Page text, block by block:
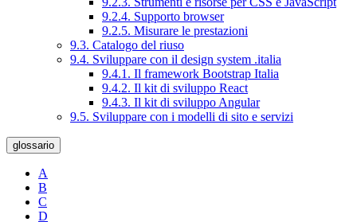
9.2.4. Supporto browser
9.2.5. Misurare le prestazioni
9.3. Catalogo del riuso
9.4. Sviluppare con il design system .italia
9.4.1. Il framework Bootstrap Italia
9.4.2. Il kit di sviluppo React
9.4.3. Il kit di sviluppo Angular
9.5. Sviluppare con i modelli di sito e servizi
glossario
A
B
C
D